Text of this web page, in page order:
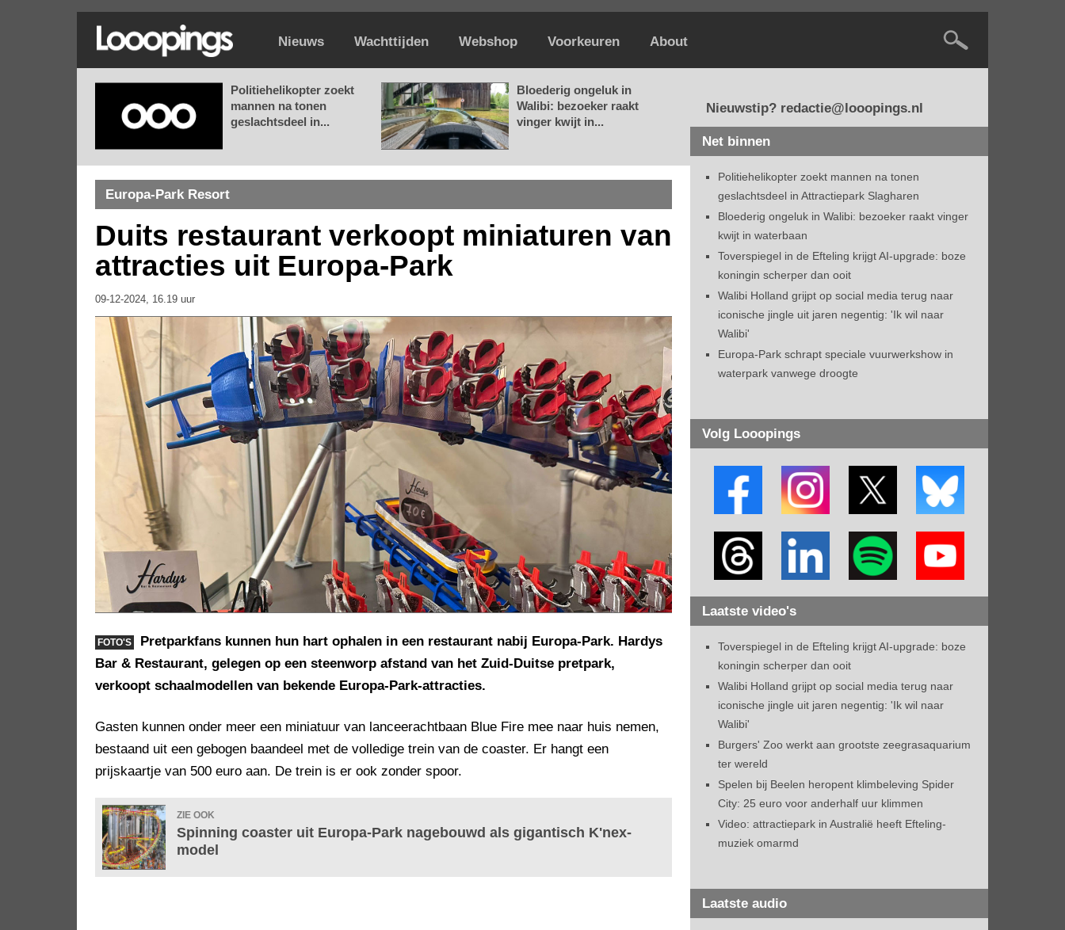
Nieuws Wachttijden Webshop Voorkeuren About
Politiehelikopter zoekt
mannen na tonen
geslachtsdeel in...
Bloederig ongeluk in
Walibi: bezoeker raakt
vinger kwijt in...
Europa-Park Resort
Duits restaurant verkoopt miniaturen van
attracties uit Europa-Park
09-12-2024, 16.19 uur
FOTO'S
Pretparkfans kunnen hun hart ophalen in een restaurant nabij Europa-Park. Hardys
Bar & Restaurant, gelegen op een steenworp afstand van het Zuid-Duitse pretpark,
verkoopt schaalmodellen van bekende Europa-Park-attracties.
Gasten kunnen onder meer een miniatuur van lanceerachtbaan Blue Fire mee naar huis nemen,
bestaand uit een gebogen baandeel met de volledige trein van de coaster. Er hangt een
prijskaartje van 500 euro aan. De trein is er ook zonder spoor.
ZIE OOK
Spinning coaster uit Europa-Park nagebouwd als gigantisch K'nex-
model
Nieuwstip? redactie@looopings.nl
Net binnen
Politiehelikopter zoekt mannen na tonen
geslachtsdeel in Attractiepark Slagharen
Bloederig ongeluk in Walibi: bezoeker raakt vinger
kwijt in waterbaan
Toverspiegel in de Efteling krijgt AI-upgrade: boze
koningin scherper dan ooit
Walibi Holland grijpt op social media terug naar
iconische jingle uit jaren negentig: 'Ik wil naar
Walibi'
Europa-Park schrapt speciale vuurwerkshow in
waterpark vanwege droogte
Volg Looopings
Laatste video's
Toverspiegel in de Efteling krijgt AI-upgrade: boze
koningin scherper dan ooit
Walibi Holland grijpt op social media terug naar
iconische jingle uit jaren negentig: 'Ik wil naar
Walibi'
Burgers' Zoo werkt aan grootste zeegrasaquarium
ter wereld
Spelen bij Beelen heropent klimbeleving Spider
City: 25 euro voor anderhalf uur klimmen
Video: attractiepark in Australië heeft Efteling-
muziek omarmd
Laatste audio